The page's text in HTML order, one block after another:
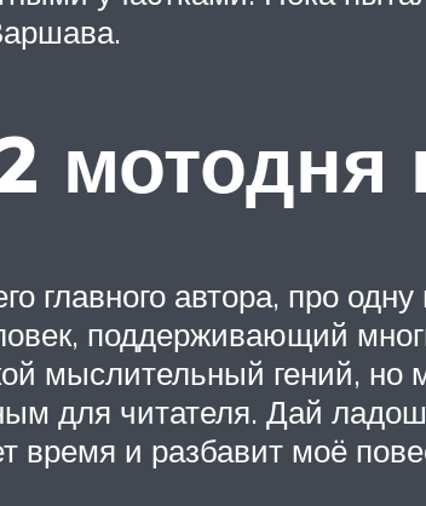
главного автора, про
поддерживающий
мыслительный гений, но
для читателя. Дай
и разбавит моё